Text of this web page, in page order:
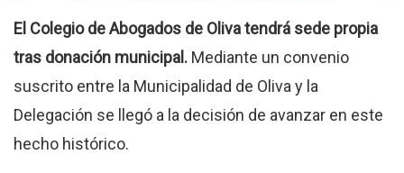
El Colegio de Abogados de Oliva tendrá sede propia
tras donación municipal. Mediante un convenio
suscrito entre la Municipalidad de Oliva y la
Delegación se llegó a la decisión de avanzar en este
hecho histórico.